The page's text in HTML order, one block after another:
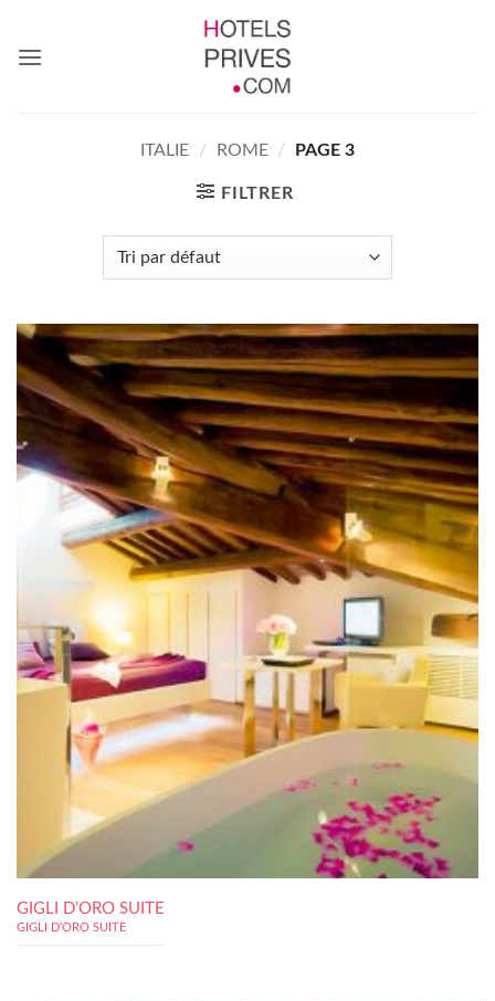
contenu
ITALIE / ROME / PAGE 3
FILTRER
GIGLI D’ORO SUITE
GIGLI D'ORO SUITE